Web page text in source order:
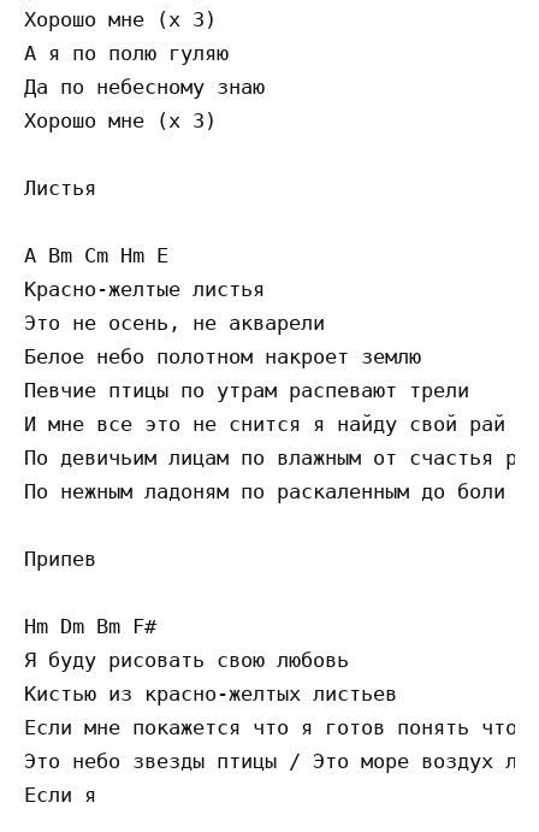
Хорошо мне (x 3)
А я по полю гуляю
Да по небесному знаю
Хорошо мне (x 3)
Листья
A Bm Cm Hm E
Красно-желтые листья
Это не осень, не акварели
Белое небо полотном накроет землю
Певчие птицы по утрам распевают трели
И мне все это не снится я найду свой рай
По девичьим лицам по влажным от счастья
По нежным ладоням по раскаленным до боли
Припев
Hm Dm Bm F#
Я буду рисовать свою любовь
Кистью из красно-желтых листьев
Если мне покажется что я готов понять что
Это небо звезды птицы / Это море воздух
Если я